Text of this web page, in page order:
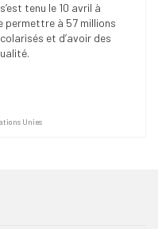
Négociation
tenu le 10 avril à
permettre à 57 millions
et d’avoir des
Unies